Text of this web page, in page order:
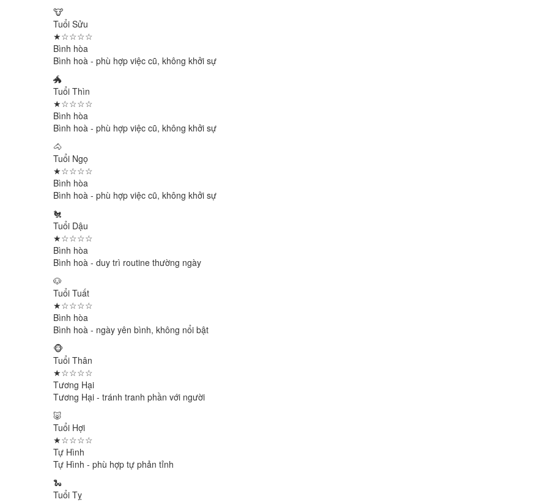
🐮
Tuổi Sửu
★☆☆☆☆
Bình hòa
Bình hoà - phù hợp việc cũ, không khởi sự
🐲
Tuổi Thìn
★☆☆☆☆
Bình hòa
Bình hoà - phù hợp việc cũ, không khởi sự
🐴
Tuổi Ngọ
★☆☆☆☆
Bình hòa
Bình hoà - phù hợp việc cũ, không khởi sự
🐔
Tuổi Dậu
★☆☆☆☆
Bình hòa
Bình hoà - duy trì routine thường ngày
🐶
Tuổi Tuất
★☆☆☆☆
Bình hòa
Bình hoà - ngày yên bình, không nổi bật
🐵
Tuổi Thân
★☆☆☆☆
Tương Hại
Tương Hại - tránh tranh phần với người
🐷
Tuổi Hợi
★☆☆☆☆
Tự Hình
Tự Hình - phù hợp tự phản tỉnh
🐍
Tuổi Tỵ